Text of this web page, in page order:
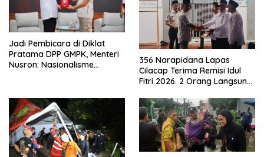
Jadi Pembicara di Diklat
Pratama DPP GMPK, Menteri
Nusron: Nasionalisme
356 Narapidana Lapas
Cilacap Terima Remisi Idul
Fitri 2026. 2 Orang Langsung